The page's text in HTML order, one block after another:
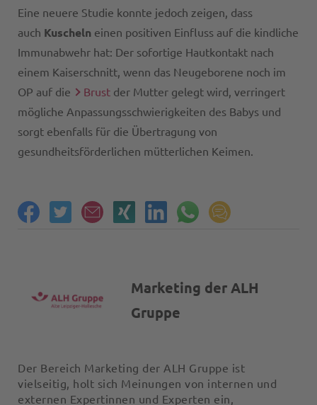
Eine neuere Studie konnte jedoch zeigen, dass
auch Kuscheln einen positiven Einfluss auf die kindliche
Immunabwehr hat: Der sofortige Hautkontakt nach
einem Kaiserschnitt, wenn das Neugeborene noch im
OP auf die
Brust der Mutter gelegt wird, verringert
mögliche Anpassungsschwierigkeiten des Babys und
sorgt ebenfalls für die Übertragung von
gesundheitsförderlichen mütterlichen Keimen.
Marketing der ALH
Gruppe
Der Bereich Marketing der ALH Gruppe ist
vielseitig, holt sich Meinungen von internen und
externen Expertinnen und Experten ein,